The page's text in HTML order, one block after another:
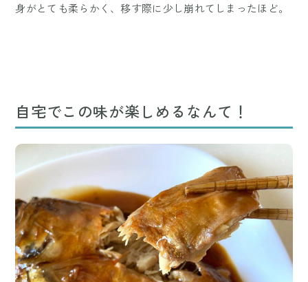
身がとても柔らかく、移す際に少し崩れてしまったほど。
自宅でこの味が楽しめるなんて！